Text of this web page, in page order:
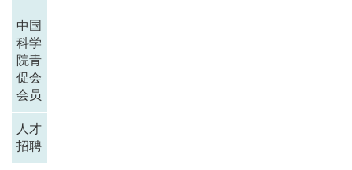
中国
科学
院青
促会
会员
人才
招聘